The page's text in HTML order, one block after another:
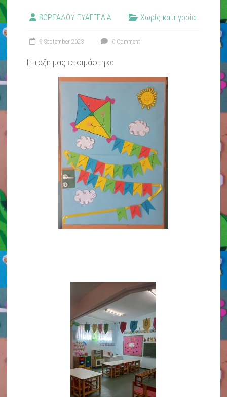
ΒΟΡΕΑΔΟΥ ΕΥΑΓΓΕΛΙΑ Χωρίς κατηγορία
9 September 2023 0 Comment
Η τάξη μας ετοιμάστηκε